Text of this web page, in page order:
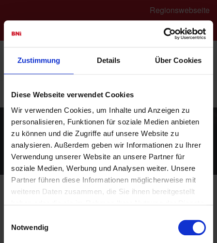
Zustimmung Details Über Cookies
Diese Webseite verwendet Cookies
Wir verwenden Cookies, um Inhalte und Anzeigen zu
personalisieren, Funktionen für soziale Medien anbieten
zu können und die Zugriffe auf unsere Website zu
analysieren. Außerdem geben wir Informationen zu Ihrer
Verwendung unserer Website an unsere Partner für
soziale Medien, Werbung und Analysen weiter. Unsere
Partner führen diese Informationen möglicherweise mit
weiteren Daten zusammen, die Sie ihnen bereitgestellt
Notwendig
Regionswebseite
Robert Wilke
(Mylau)
bewerben
Besucheranmeldung